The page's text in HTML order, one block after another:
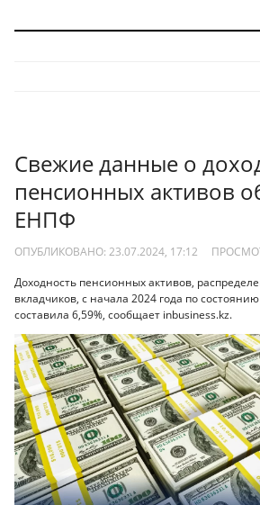
Свежие данные о
пенсионных активов
ЕНПФ
ОПУБЛИКОВАНО: 23.07.2024, 17:12
Доходность пенсионных активов,
вкладчиков, с начала 2024 года по
составила 6,59%, сообщает inbusiness.kz.